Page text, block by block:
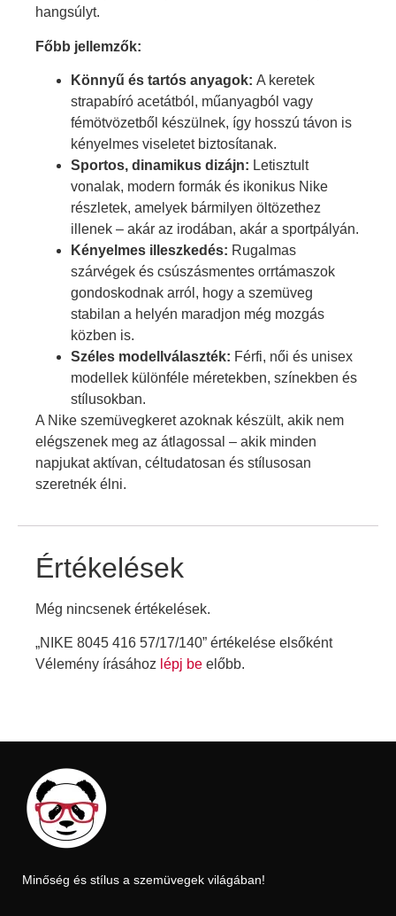
hangsúlyt.
Főbb jellemzők:
Könnyű és tartós anyagok: A keretek
strapabíró acetátból, műanyagból vagy
fémötvözetből készülnek, így hosszú távon is
kényelmes viseletet biztosítanak.
Sportos, dinamikus dizájn: Letisztult
vonalak, modern formák és ikonikus Nike
részletek, amelyek bármilyen öltözethez
illenek – akár az irodában, akár a sportpályán.
Kényelmes illeszkedés: Rugalmas
szárvégek és csúszásmentes orrtámaszok
gondoskodnak arról, hogy a szemüveg
stabilan a helyén maradjon még mozgás
közben is.
Széles modellválaszték: Férfi, női és unisex
modellek különféle méretekben, színekben és
stílusokban.
A Nike szemüvegkeret azoknak készült, akik nem
elégszenek meg az átlagossal – akik minden
napjukat aktívan, céltudatosan és stílusosan
szeretnék élni.
Értékelések
Még nincsenek értékelések.
„NIKE 8045 416 57/17/140” értékelése elsőként
Vélemény írásához lépj be előbb.
Minőség és stílus a szemüvegek világában!